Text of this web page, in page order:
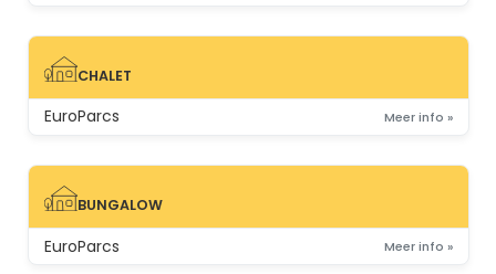
CHALET
CHALET
EuroParcs Meer info »
BUNGALOW
BUNGALOW
EuroParcs Meer info »